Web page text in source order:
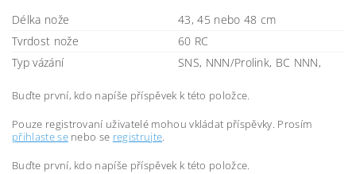
Délka nože
43, 45 nebo 48 cm
Tvrdost nože
60 RC
Typ vázání
SNS, NNN/Prolink, BC NNN,
Buďte první, kdo napíše příspěvek k této položce.
Pouze registrovaní uživatelé mohou vkládat příspěvky. Prosím
přihlaste senebo se registrujte.
Buďte první, kdo napíše příspěvek k této položce.